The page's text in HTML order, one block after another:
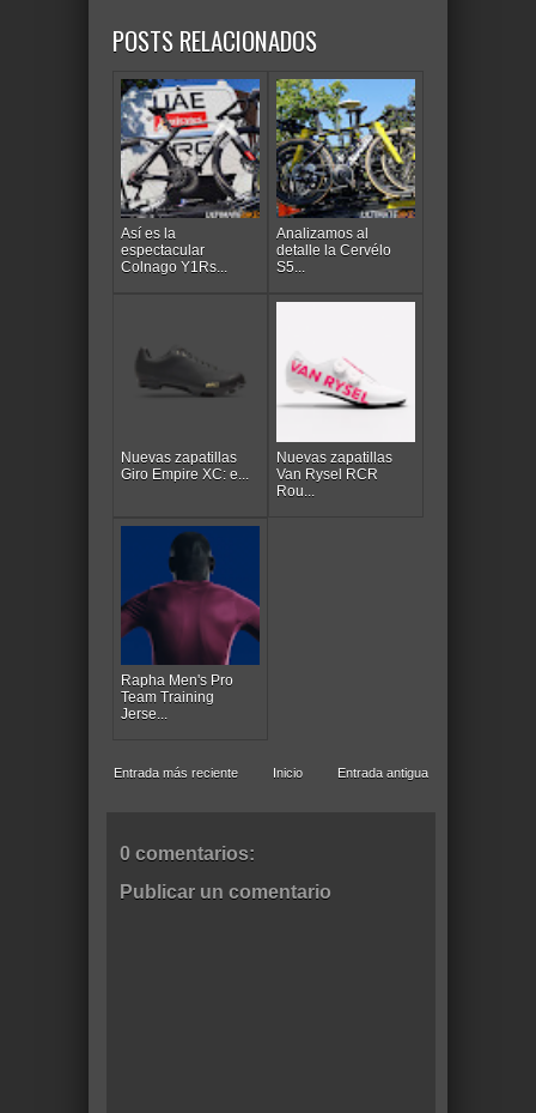
POSTS RELACIONADOS
Así es la
espectacular
Colnago Y1Rs...
Analizamos al
detalle la Cervélo
S5...
Nuevas zapatillas
Giro Empire XC: e...
Nuevas zapatillas
Van Rysel RCR
Rou...
Rapha Men's Pro
Team Training
Jerse...
Entrada más reciente Entrada antigua
Inicio
0 comentarios:
Publicar un comentario